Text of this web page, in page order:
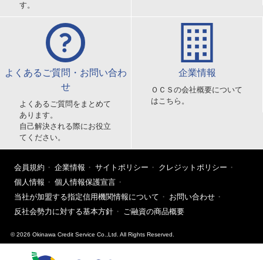
す。
よくあるご質問・お問い合わ
せ
よくあるご質問をまとめて
あります。
自己解決される際にお役立
てください。
企業情報
ＯＣＳの会社概要について
はこちら。
会員規約 企業情報 サイトポリシー
クレジットポリシー
個人情報
個人情報保護宣言
当社が加盟する指定信用機関情報について
お問い合わせ
反社会勢力に対する基本方針
ご融資の商品概要
© 2026 Okinawa Credit Service Co.,Ltd. All Rights Reserved.